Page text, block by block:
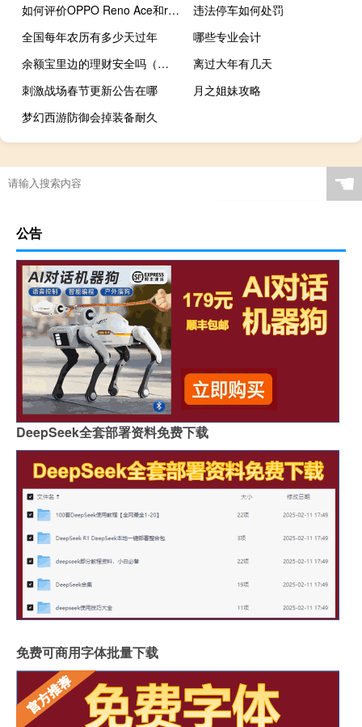
如何评价OPPO Reno Ace和realme X2 Pro值得入手吗？
违法停车如何处罚
全国每年农历有多少天过年
哪些专业会计
余额宝里边的理财安全吗（余额宝理财安不安全呢）
离过大年有几天
刺激战场春节更新公告在哪
月之姐妹攻略
梦幻西游防御会掉装备耐久
☚
公告
DeepSeek全套部署资料免费下载
免费可商用字体批量下载